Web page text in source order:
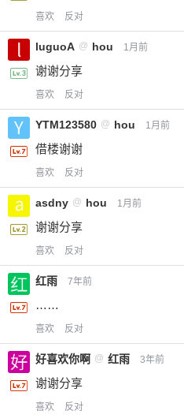
喜欢 反对
luguoA @ hou 1月前
谢谢分享
喜欢 反对
YTM123580 @ hou 1月前
借楼谢谢
喜欢 反对
asdny @ hou 1月前
谢谢分享
喜欢 反对
红雨 7年前
……
喜欢 反对
好喜欢你啊 @ 红雨 3年前
谢谢分享
喜欢 反对